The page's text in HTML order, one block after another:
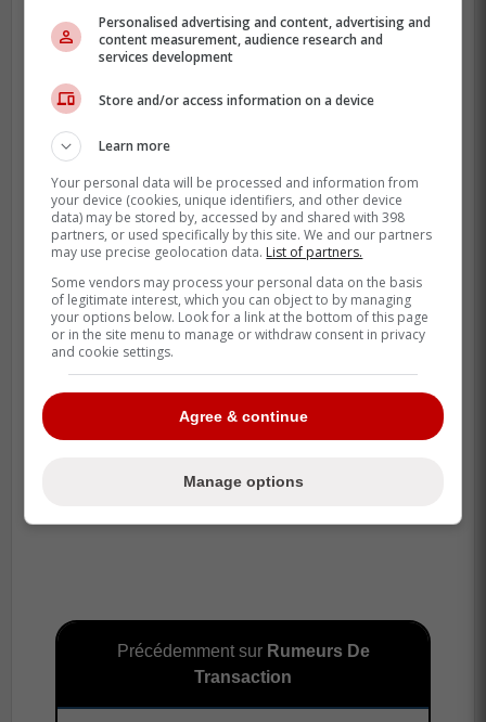
côté des Devils, voilà qui est maintenant
chose faite.
À lire également sur Rumeurs De
Transaction :
Annonce très importante de l'organisation
du Canadien de Montréal
Précédemment sur Rumeurs De
Transaction
Personalised advertising and content, advertising and
content measurement, audience research and
services development
Store and/or access information on a device
Learn more
Your personal data will be processed and information from
your device (cookies, unique identifiers, and other device
data) may be stored by, accessed by and shared with 398
partners, or used specifically by this site. We and our partners
may use precise geolocation data. List of partners.
Some vendors may process your personal data on the basis
of legitimate interest, which you can object to by managing
your options below. Look for a link at the bottom of this page
or in the site menu to manage or withdraw consent in privacy
and cookie settings.
Agree & continue
Manage options